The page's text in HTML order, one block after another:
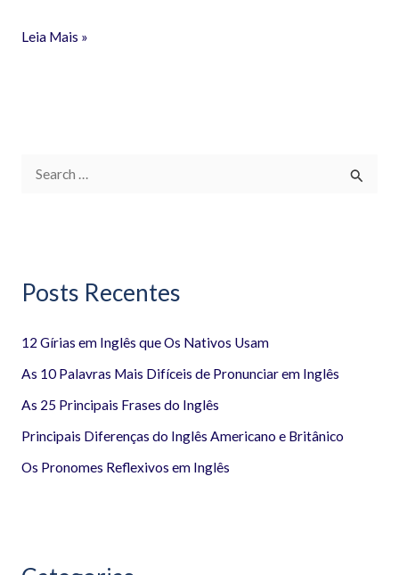
Leia Mais »
u
s
a
r
Posts Recentes
12 Gírias em Inglês que Os Nativos Usam
As 10 Palavras Mais Difíceis de Pronunciar em Inglês
As 25 Principais Frases do Inglês
Principais Diferenças do Inglês Americano e Britânico
Os Pronomes Reflexivos em Inglês